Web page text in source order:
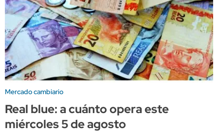
Mercado cambiario
Real blue: a cuánto opera este
miércoles 5 de agosto